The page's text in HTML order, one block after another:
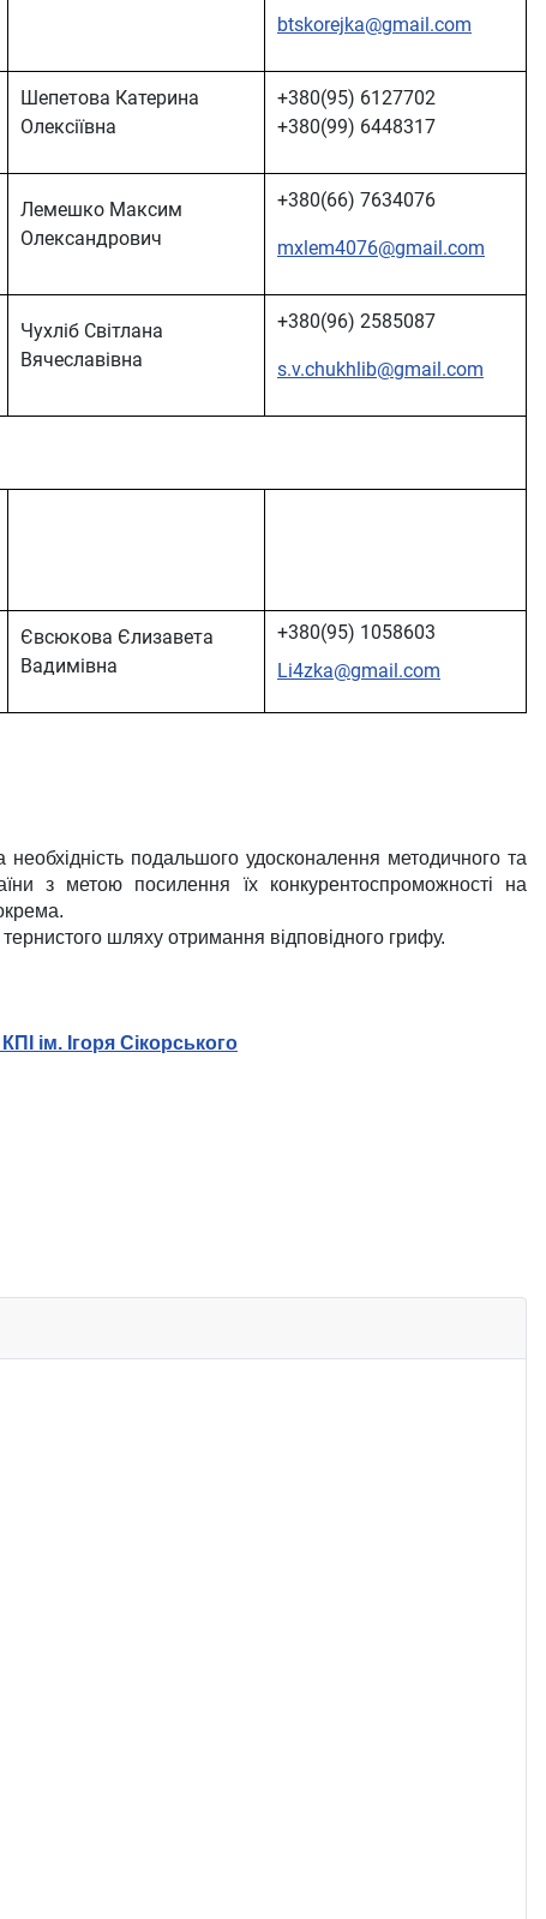
btskorejka@gmail.com
Шепетова Катерина
Олексіївна
+380(95) 6127702
+380(99) 6448317
Лемешко Максим
Олександрович
+380(66) 7634076
mxlem4076@gmail.com
Чухліб Світлана
Вячеславівна
+380(96) 2585087
s.v.chukhlib@gmail.com
Євсюкова Єлизавета
Вадимівна
+380(95) 1058603
Li4zka@gmail.com
подальшого удосконалення методичного та
з метою посилення їх конкурентоспроможності на
шляху отримання відповідного грифу.
ім. Ігоря Сікорського